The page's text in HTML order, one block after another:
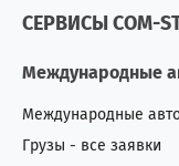
СЕРВИСЫ COM-
Международные
Международные
Грузы - все заявки